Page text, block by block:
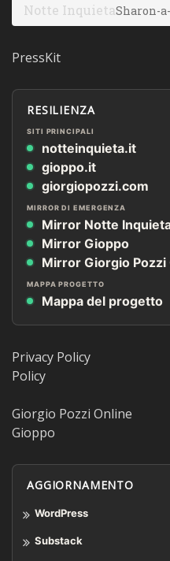
Notte InquietaSharon-
PressKit
RESILIENZA
SITI PRINCIPALI
notteinquieta.it
gioppo.it
giorgiopozzi.com
MIRROR DI EMERGENZA
Mirror Notte
Mirror Gioppo
Mirror Giorgio Pozzi
MAPPA PROGETTO
Mappa del progetto
Privacy Policy
Policy
Giorgio Pozzi Online
Gioppo
AGGIORNAMENTO
WordPress
Substack